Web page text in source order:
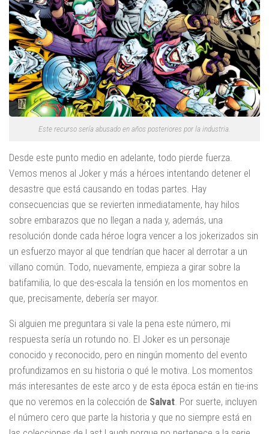
Este recurso sería abusado en años posteriores por la industria.
Desde este punto medio en adelante, todo pierde fuerza.
Vemos menos al Joker y más a héroes intentando detener el
desastre que está causando en todas partes. Hay
consecuencias que se revierten inmediatamente, hay hilos
sobre embarazos que no llegan a nada y, además, una
resolución donde cada héroe logra vencer a los jokerizados sin
un esfuerzo mayor al que tendrían que hacer al derrotar a un
villano común. Todo, nuevamente, empieza a girar sobre la
batifamilia, lo que des-escala la tensión en los momentos en
que, precisamente, debería ser mayor.
Si alguien me preguntara si vale la pena este número, mi
respuesta sería un rotundo no. El Joker es un personaje
conocido y reconocido, pero en ningún momento del evento
profundizamos en su historia o qué le motiva. Los momentos
más interesantes de este arco y de esta época están en tie-ins
que no veremos en la colección de Salvat. Por suerte, incluyen
el número cero que parte la historia y que no siempre está en